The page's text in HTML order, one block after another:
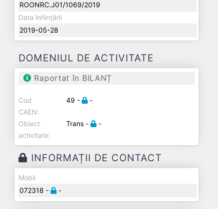
ROONRC.J01/1069/2019
Data înființării
2019-05-28
DOMENIUL DE ACTIVITATE
Raportat în BILANȚ
Cod
CAEN:
49 - -
Obiect
activitate:
Trans - -
INFORMAȚII DE CONTACT
Mobil
072318 -
-